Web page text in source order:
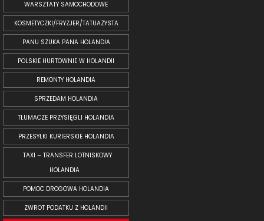
WARSZTATY SAMOCHODOWE
KOSMETYCZKI/FRYZJER/TATUAŻYSTA
PANU SZUKA PANA HOLANDIA
POLSKIE HURTOWNIE W HOLANDII
REMONTY HOLANDIA
SPRZEDAM HOLANDIA
TŁUMACZE PRZYSIĘGLI HOLANDIA
PRZESYŁKI KURIERSKIE HOLANDIA
TAXI – TRANSFER LOTNISKOWY
HOLANDIA
POMOC DROGOWA HOLANDIA
ZWROT PODATKU Z HOLANDII